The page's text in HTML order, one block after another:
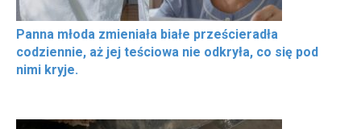
Panna młoda zmieniała białe prześcieradła
codziennie, aż jej teściowa nie odkryła, co się pod
nimi kryje.